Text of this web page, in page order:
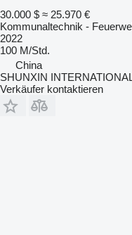
30.000 $ ≈ 25.970 €
Kommunaltechnik -
2022
100 M/Std.
China
SHUNXIN
Verkäufer kontaktieren